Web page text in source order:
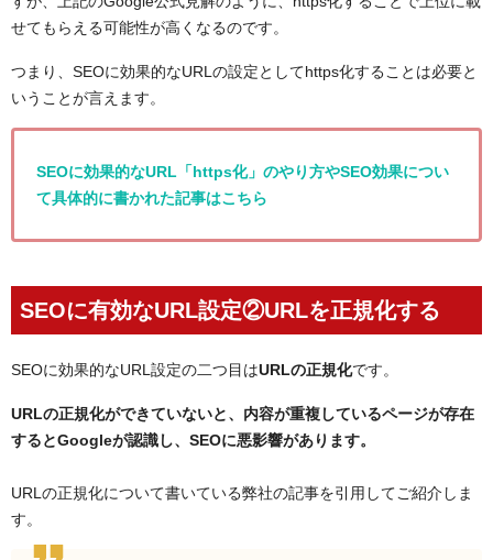
せてもらえる可能性が高くなるのです。
つまり、SEOに効果的なURLの設定としてhttps化することは必要と
いうことが言えます。
SEOに効果的なURL「https化」のやり方やSEO効果につい
て具体的に書かれた記事はこちら
SEOに有効なURL設定②URLを正規化する
SEOに効果的なURL設定の二つ目はURLの正規化です。
URLの正規化ができていないと、内容が重複しているページが存在
するとGoogleが認識し、SEOに悪影響があります。
URLの正規化について書いている弊社の記事を引用してご紹介しま
す。